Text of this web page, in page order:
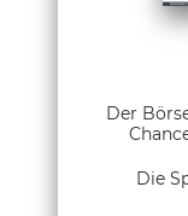
Der
Die